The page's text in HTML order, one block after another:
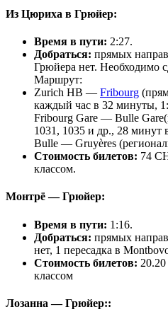
Из Цюриха в Грюйер:
Время в пути: 2:27.
Добраться: прямых
Грюйера нет. Необходимо
Маршрут:
Zurich HB — Fribourg
каждый час в 32 минуты,
Fribourg Gare — Bulle
1031, 1035 и др., 28 минут
Bulle — Gruyères
Стоимость билетов: 74
классом.
Монтрё — Грюйер:
Время в пути: 1:16.
Добраться: прямых
нет, 1 пересадка в
Стоимость билетов:
классом
Лозанна — Грюйер::